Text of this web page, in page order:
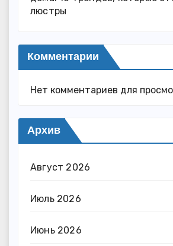
люстры
Комментарии
Нет комментариев для
Архив
Август 2026
Июль 2026
Июнь 2026